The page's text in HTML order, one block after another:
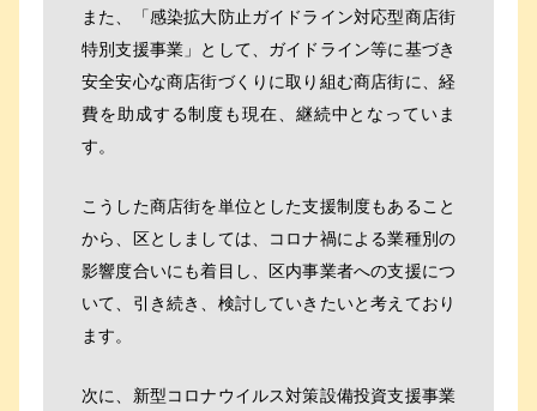
また、「感染拡大防止ガイドライン対応型商店街
特別支援事業」として、ガイドライン等に基づき
安全安心な商店街づくりに取り組む商店街に、経
費を助成する制度も現在、継続中となっていま
す。
こうした商店街を単位とした支援制度もあること
から、区としましては、コロナ禍による業種別の
影響度合いにも着目し、区内事業者への支援につ
いて、引き続き、検討していきたいと考えており
ます。
次に、新型コロナウイルス対策設備投資支援事業